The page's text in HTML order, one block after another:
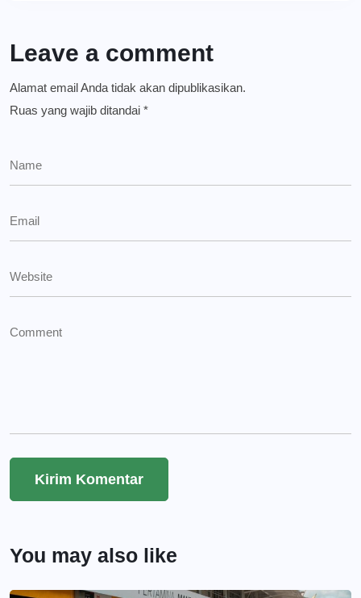
Leave a comment
Alamat email Anda tidak akan dipublikasikan.
Ruas yang wajib ditandai *
You may also like